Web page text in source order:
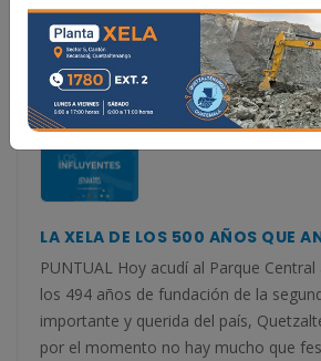
verdadera fiesta en la 'Capital de la
Guastatoya, El Progreso".[/
en los que se habla de futbol, final
LA XELA DE LOS 500 AÑOS QUE
PUNTUAL Hoy acudí al Parque
los 494 años de fundación de la
importante y querida del país,
por el momento no hay mucho que